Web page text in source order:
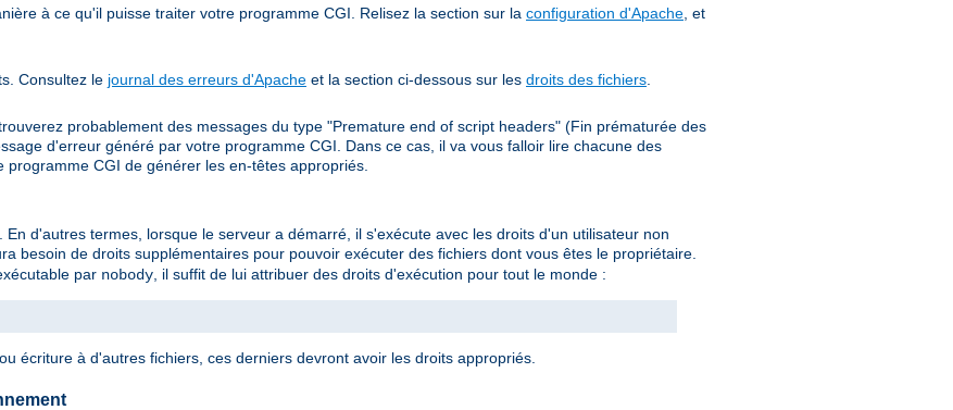
à ce qu'il puisse traiter votre programme CGI. Relisez la section sur la configuration d'Apache , et
Consultez le journal des erreurs d'Apache et la section ci-dessous sur les droits des fichiers
trouverez probablement des messages du type "Premature end of script headers" (Fin prématurée des
d'erreur généré par votre programme CGI. Dans ce cas, il va vous falloir lire chacune des
CGI de générer les en-têtes appropriés.
d'autres termes, lorsque le serveur a démarré, il s'exécute avec les droits d'un utilisateur non
besoin de droits supplémentaires pour pouvoir exécuter des fichiers dont vous êtes le propriétaire.
par nobody , il suffit de lui attribuer des droits d'exécution pour tout le monde :
écriture à d'autres fichiers, ces derniers devront avoir les droits appropriés.